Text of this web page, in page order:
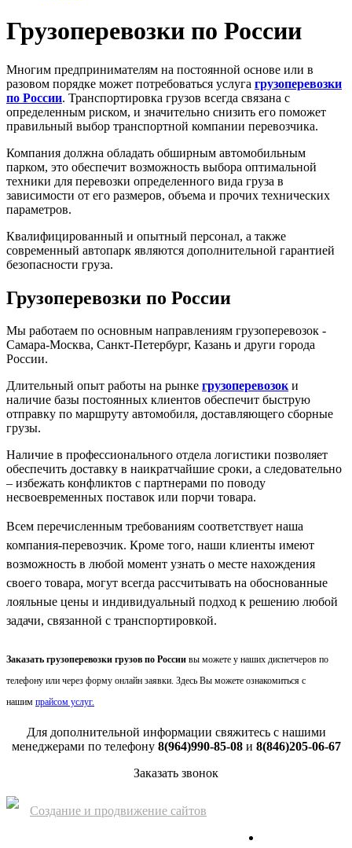
Грузоперевозки по России
Многим предпринимателям на постоянной основе или в
разовом порядке может потребоваться услуга грузоперевозки
по России. Транспортировка грузов всегда связана с
определенным риском, и значительно снизить его поможет
правильный выбор транспортной компании перевозчика.
Компания должна обладать обширным автомобильным
парком, это обеспечит возможность выбора оптимальной
техники для перевозки определенного вида груза в
зависимости от его размеров, объема и прочих технических
параметров.
Квалифицированный и опытный персонал, а также
современный автопарк являются дополнительной гарантией
безопасности груза.
Грузоперевозки по России
Мы работаем по основным направлениям грузоперевозок -
Самара-Москва, Санкт-Петербург, Казань и други города
России.
Длительный опыт работы на рынке грузоперевозоки
наличие базы постоянных клиентов обеспечит быструю
отправку по маршруту автомобиля, доставляющего сборные
грузы.
Наличие в профессионального отдела логистики позволяет
обеспечить доставку в наикратчайшие сроки, а следовательно
– избежать конфликтов с партнерами по поводу
несвоевременных поставок или порчи товара.
Всем перечисленным требованиям соответствует наша
компания-перевозчик. Кроме того, наши клиенты имеют
возможность в любой момент узнать о месте нахождения
своего товара, могут всегда рассчитывать на обоснованные
лояльные цены и индивидуальный подход к решению любой
задачи, связанной с транспортировкой.
Заказать грузоперевозки грузов по России вы можете у наших диспетчеров по
телефону или через форму онлайн заявки. Здесь Вы можете ознакомиться с
нашим прайсом услуг.
Для дополнительной информации свяжитесь с нашими
менеджерами по телефону 8(964)990-85-08и 8(846)205-06-67
Заказать звонок
Создание и продвижение сайтов